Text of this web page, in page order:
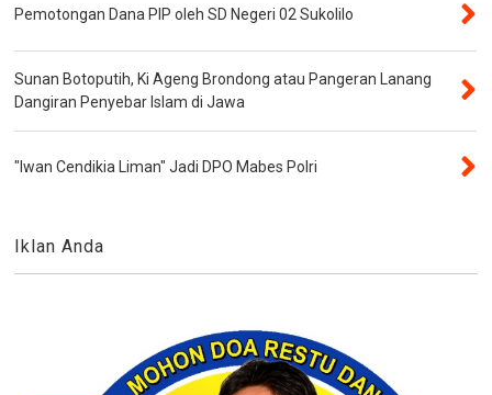
Pemotongan Dana PIP oleh SD Negeri 02 Sukolilo
Sunan Botoputih, Ki Ageng Brondong atau Pangeran Lanang
Dangiran Penyebar Islam di Jawa
"Iwan Cendikia Liman" Jadi DPO Mabes Polri
Iklan Anda